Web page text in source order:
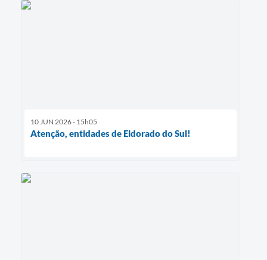
10 JUN 2026 - 15h05
Atenção, entidades de Eldorado do Sul!